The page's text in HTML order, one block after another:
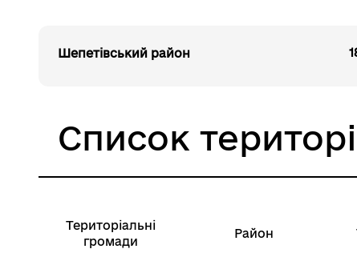
Шепетівський район
Список
Територіальні
громади
Район